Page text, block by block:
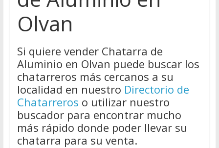
Olvan
Si quiere vender Chatarra de
Aluminio en Olvan puede buscar los
chatarreros más cercanos a su
localidad en nuestro Directorio de
Chatarreros o utilizar nuestro
buscador para encontrar mucho
más rápido donde poder llevar su
chatarra para su venta.